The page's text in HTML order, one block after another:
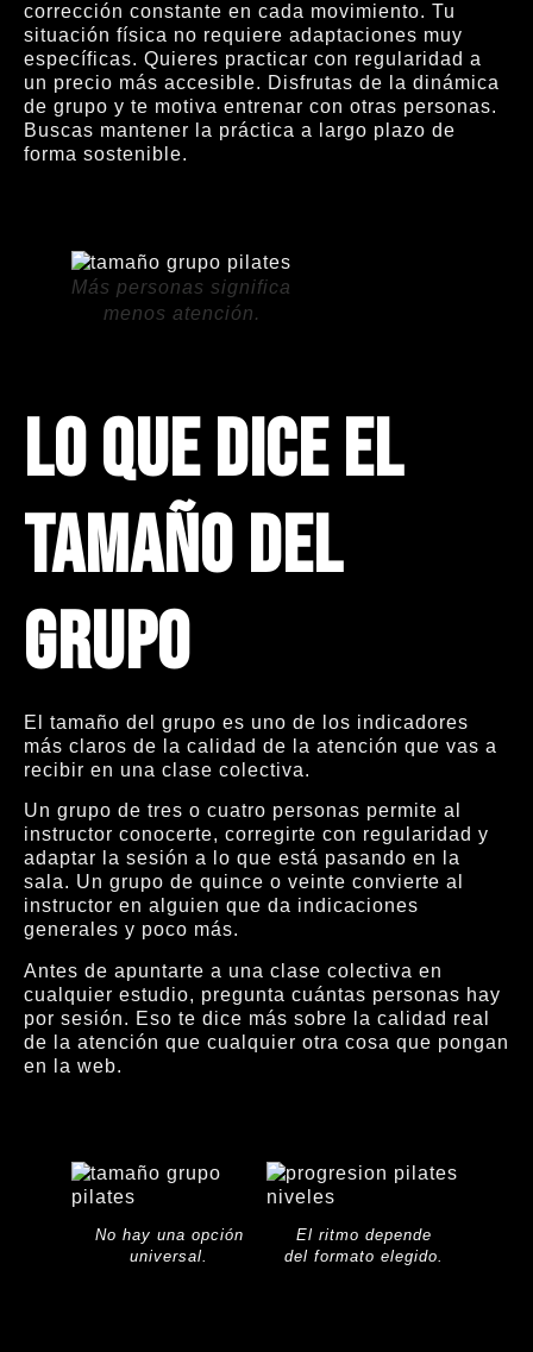
corrección constante en cada movimiento. Tu
situación física no requiere adaptaciones muy
específicas. Quieres practicar con regularidad a
un precio más accesible. Disfrutas de la dinámica
de grupo y te motiva entrenar con otras personas.
Buscas mantener la práctica a largo plazo de
forma sostenible.
Más personas significa
menos atención.
Lo que dice el
tamaño del
grupo
El tamaño del grupo es uno de los indicadores
más claros de la calidad de la atención que vas a
recibir en una clase colectiva.
Un grupo de tres o cuatro personas permite al
instructor conocerte, corregirte con regularidad y
adaptar la sesión a lo que está pasando en la
sala. Un grupo de quince o veinte convierte al
instructor en alguien que da indicaciones
generales y poco más.
Antes de apuntarte a una clase colectiva en
cualquier estudio, pregunta cuántas personas hay
por sesión. Eso te dice más sobre la calidad real
de la atención que cualquier otra cosa que pongan
en la web.
No hay una opción
universal.
El ritmo depende
del formato elegido.